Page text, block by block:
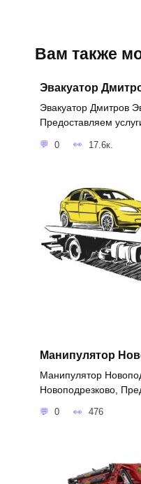
Вам также
Эвакуатор
Эвакуатор Дмитров
Предоставляем
0 17.6к.
Манипулятор
Манипулятор
Новоподрезково,
0 476